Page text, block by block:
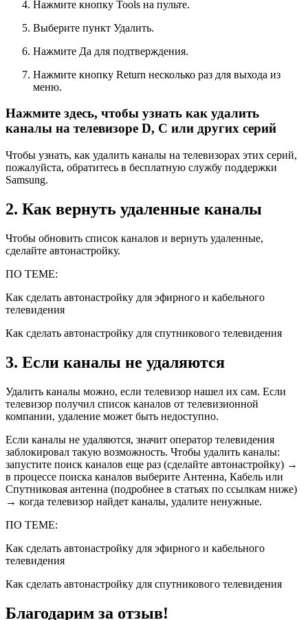
Нажмите кнопку Tools на пульте.
Выберите пункт Удалить.
Нажмите Да для подтверждения.
Нажмите кнопку Return несколько раз для выхода из
меню.
Нажмите здесь, чтобы узнать как удалить
каналы на телевизоре D, C или других серий
Чтобы узнать, как удалить каналы на телевизорах этих серий,
пожалуйста, обратитесь в бесплатную службу поддержки
Samsung.
2. Как вернуть удаленные каналы
Чтобы обновить список каналов и вернуть удаленные,
сделайте автонастройку.
ПО ТЕМЕ:
Как сделать автонастройку для эфирного и кабельного
телевидения
Как сделать автонастройку для спутникового телевидения
3. Если каналы не удаляются
Удалить каналы можно, если телевизор нашел их сам. Если
телевизор получил список каналов от телевизионной
компании, удаление может быть недоступно.
Если каналы не удаляются, значит оператор телевидения
заблокировал такую возможность. Чтобы удалить каналы:
запустите поиск каналов еще раз (сделайте автонастройку) →
в процессе поиска каналов выберите Антенна, Кабель или
Спутниковая антенна (подробнее в статьях по ссылкам ниже)
→ когда телевизор найдет каналы, удалите ненужные.
ПО ТЕМЕ:
Как сделать автонастройку для эфирного и кабельного
телевидения
Как сделать автонастройку для спутникового телевидения
Благодарим за отзыв!